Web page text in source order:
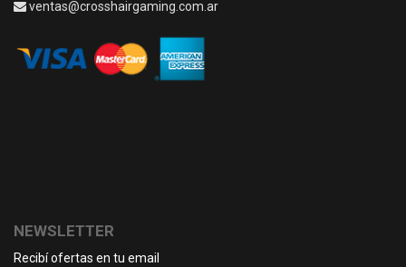
ventas@crosshairgaming.com.ar
NEWSLETTER
Recibí ofertas en tu email